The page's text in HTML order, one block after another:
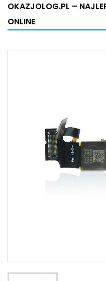
OKAZJOLOG.PL –
ONLINE